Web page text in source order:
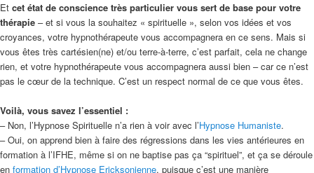
Et cet état de conscience très particulier vous sert de base pour votre
thérapie – et si vous la souhaitez « spirituelle », selon vos idées et vos
croyances, votre hypnothérapeute vous accompagnera en ce sens. Mais si
vous êtes très cartésien(ne) et/ou terre-à-terre, c’est parfait, cela ne change
rien, et votre hypnothérapeute vous accompagnera aussi bien – car ce n’est
pas le cœur de la technique. C’est un respect normal de ce que vous êtes.
Voilà, vous savez l’essentiel :
– Non, l’Hypnose Spirituelle n’a rien à voir avec l’Hypnose Humaniste.
– Oui, on apprend bien à faire des régressions dans les vies antérieures en
formation à l’IFHE, même si on ne baptise pas ça “spirituel”, et ça se déroule
en formation d’Hypnose Ericksonienne, puisque c’est une manière